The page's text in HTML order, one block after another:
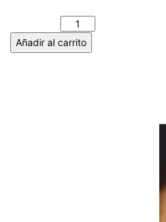
Añadir al carrito